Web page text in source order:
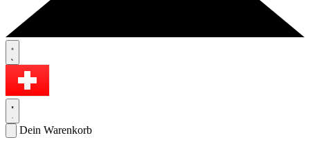
Dein Warenkorb